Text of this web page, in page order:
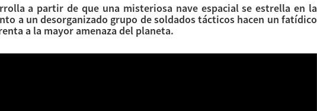
a partir de que una misteriosa nave espacial se estrella en la
a un desorganizado grupo de soldados tácticos hacen un fatídico
a la mayor amenaza del planeta.